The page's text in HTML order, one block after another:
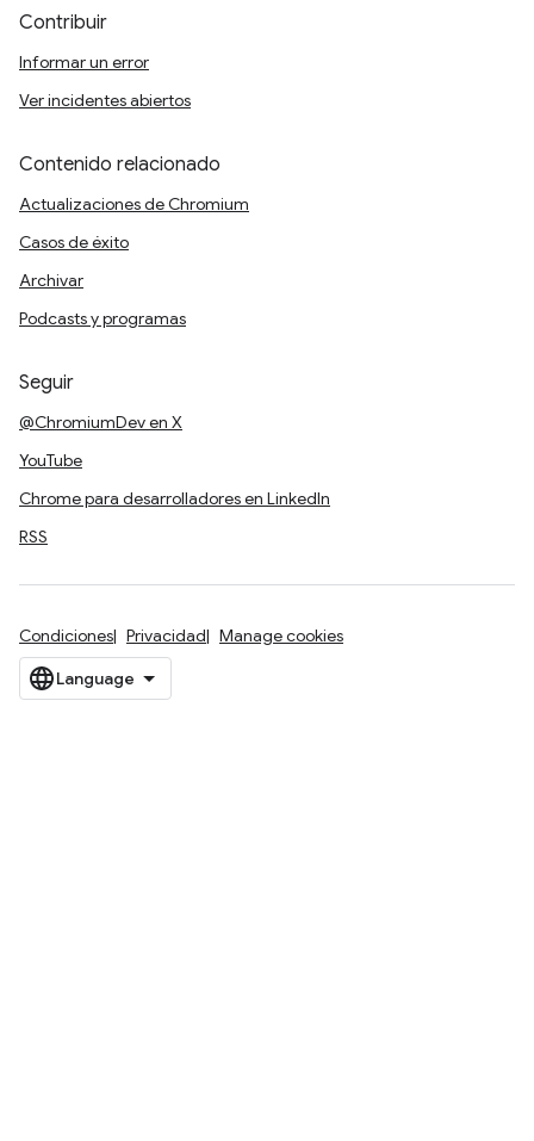
Contribuir
Informar un error
Ver incidentes abiertos
Contenido relacionado
Actualizaciones de Chromium
Casos de éxito
Archivar
Podcasts y programas
Seguir
@ChromiumDev en X
YouTube
Chrome para desarrolladores en LinkedIn
RSS
Condiciones Privacidad Manage cookies